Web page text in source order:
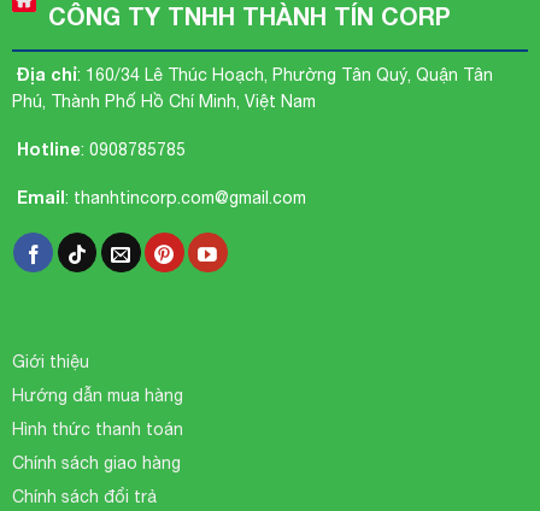
CÔNG TY TNHH THÀNH TÍN CORP
Địa chỉ: 160/34 Lê Thúc Hoạch, Phường Tân Quý, Quận Tân
Phú, Thành Phố Hồ Chí Minh, Việt Nam
Hotline: 0908785785
Email: thanhtincorp.com@gmail.com
Giới thiệu
Hướng dẫn mua hàng
Hình thức thanh toán
Chính sách giao hàng
Chính sách đổi trả